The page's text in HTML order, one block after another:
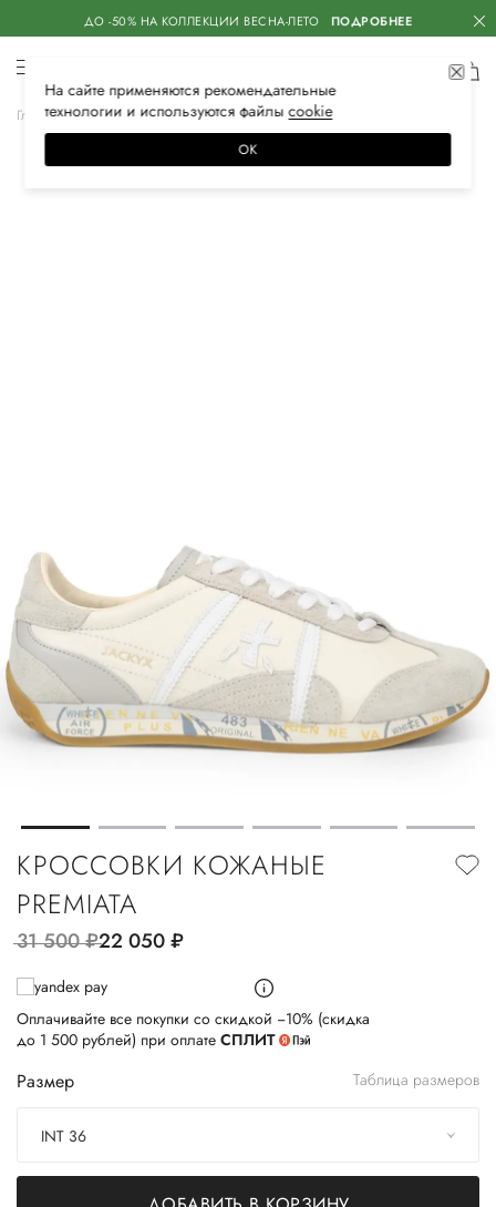
ДО -50% НА КОЛЛЕКЦИИ ВЕСНА-ЛЕТО ПОДРОБНЕЕ
Главная Женская Обувь Кроссовки
КРОССОВКИ КОЖАНЫЕ
PREMIATA
31 500руб.22 050руб.
Оплачивайте все покупки со скидкой −10% (скидка
до 1 500 рублей) при оплате СПЛИТ
Размер Таблица размеров
INT 36
На сайте применяются рекомендательные
технологии и используются файлысооkiе
ОК